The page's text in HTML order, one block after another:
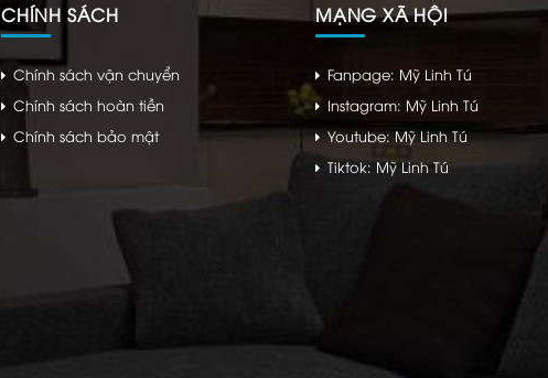
CHÍNH SÁCH
Chính sách vận chuyển
Chính sách hoàn tiền
Chính sách bảo mật
MẠNG XÃ HỘI
Fanpage: Mỹ Linh Tú
Instagram: Mỹ Linh Tú
Youtube: Mỹ Linh Tú
Tiktok: Mỹ Linh Tú